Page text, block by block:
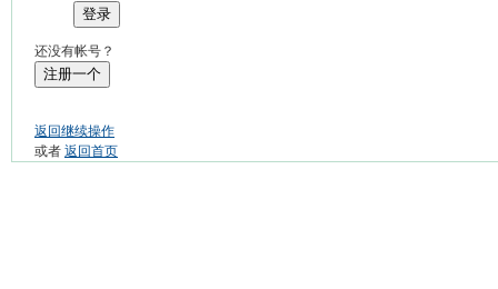
登录
还没有帐号？
注册一个
返回继续操作
或者 返回首页